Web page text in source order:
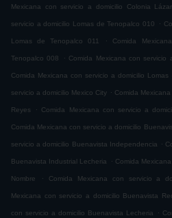
Mexicana con servicio a domicilio Colonia
servicio a domicilio Lomas de Tenopalco 010 .
Lomas de Tenopalco 011 . Comida
Tenopalco 008 . Comida Mexicana con servicio
Comida Mexicana con servicio a domicilio Lomas
servicio a domicilio Mexico City . Comida
Reyes . Comida Mexicana con servicio a
Comida Mexicana con servicio a domicilio
servicio a domicilio Buenavista Independencia .
Buenavista Industrial Lecheria . Comida
Nombre . Comida Mexicana con servicio a
Mexicana con servicio a domicilio Buenavista
con servicio a domicilio Buenavista Lecheria .